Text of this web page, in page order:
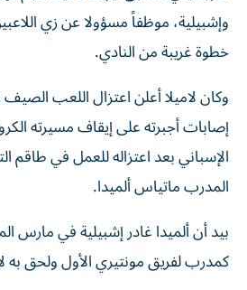
وإشبيلية، موظفاً مسؤولا عن زي
خطوة غريبة من النادي.
إصابات أجبرته على إيقاف مسيرته
الإسباني بعد اعتزاله للعمل في طاقم
المدرب ماتياس ألميدا.
بيد أن ألميدا غادر إشبيلية في مارس
كمدرب لفريق مونتيري الأول ولحق به